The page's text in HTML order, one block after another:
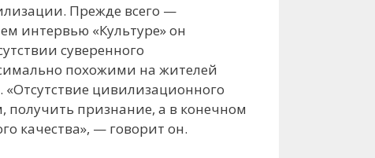
Прежде всего —
интервью «Культуре» он
суверенного
похожими на жителей
цивилизационного
получить признание, а в конечном
качества», — говорит он.